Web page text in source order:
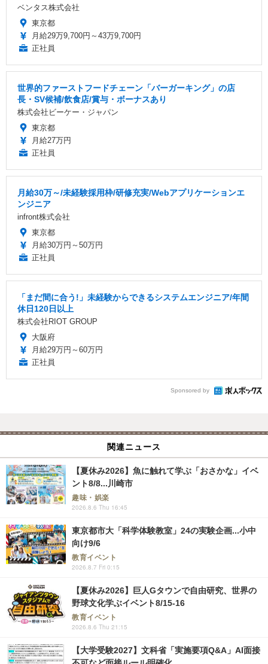
ベンタス株式会社
東京都
月給29万9,700円～43万9,700円
正社員
世界的ファーストフードチェーン「バーガーキング」の店
長・SV候補/飲食店/賞与・ボーナスあり
株式会社ビーケー・ジャパン
東京都
月給27万円
正社員
月給30万～/未経験採用枠/研修充実/Webアプリケーションエ
ンジニア
infront株式会社
東京都
月給30万円～50万円
正社員
「まだ間に合う!」未経験からできるシステムエンジニア/年間
休日120日以上
株式会社RIOT GROUP
大阪府
月給29万円～60万円
正社員
Sponsored by
関連ニュース
【夏休み2026】魚に触れて学ぶ「おさかな」イベ
ント8/8...川崎市
趣味・娯楽
2026.8.6 Thu 16:45
東京都市大「科学体験教室」24の実験企画...小中
向け9/6
教育イベント
2026.8.7 Fri 0:15
【夏休み2026】巨人Gタウンで自由研究、世界の
野球文化学ぶイベント8/15-16
教育イベント
2026.8.6 Thu 21:15
【大学受験2027】文科省「実施要項Q&A」AI面接